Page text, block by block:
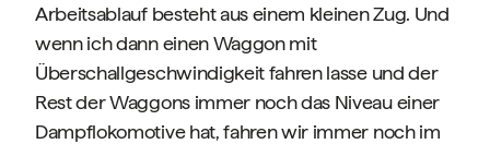
Arbeitsablauf besteht aus einem kleinen Zug. Und
wenn ich dann einen Waggon mit
Überschallgeschwindigkeit fahren lasse und der
Rest der Waggons immer noch das Niveau einer
Dampflokomotive hat, fahren wir immer noch im